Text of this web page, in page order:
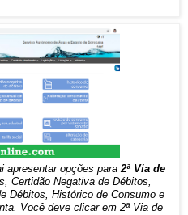
apresentar opções para2ª Via de
Certidão Negativa de Débitos,
Débitos, Histórico de Consumo e
Você deve clicar em 2ª Via de